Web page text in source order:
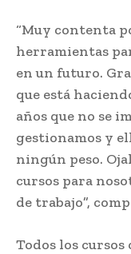
“Muy contenta
herramientas
en un futuro.
que está
años que no se
gestionamos y
ningún peso.
cursos para
de trabajo”,
Todos los